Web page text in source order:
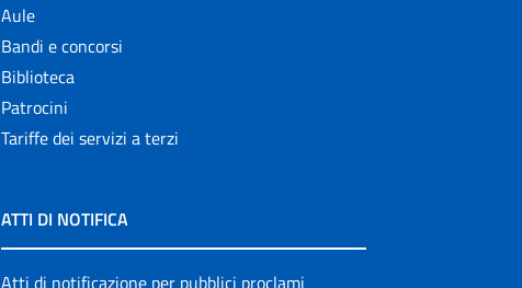
Aule
Bandi e concorsi
Biblioteca
Patrocini
Tariffe dei servizi a terzi
ATTI DI NOTIFICA
Atti di notificazione per pubblici proclami